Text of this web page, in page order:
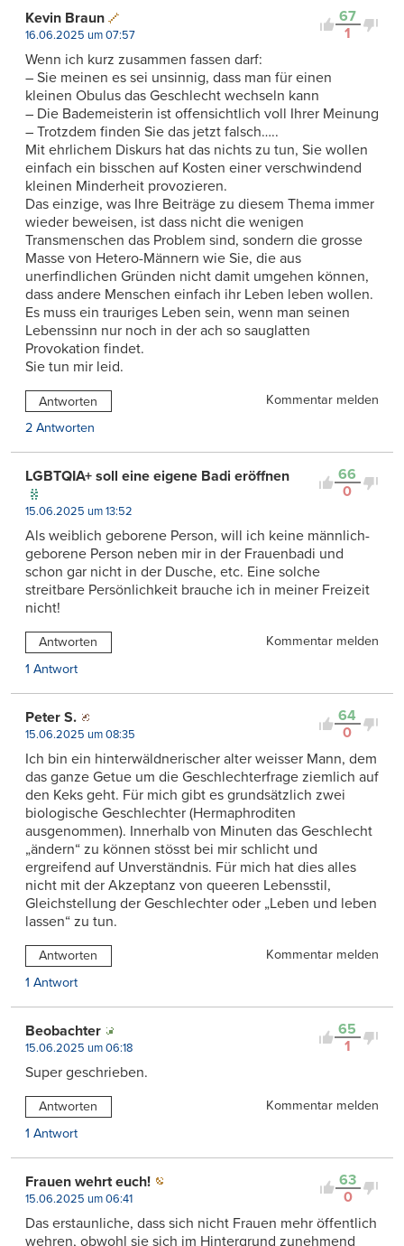
67
1
Kevin Braun
16.06.2025 um 07:57
Wenn ich kurz zusammen fassen darf:
– Sie meinen es sei unsinnig, dass man für einen
kleinen Obulus das Geschlecht wechseln kann
– Die Bademeisterin ist offensichtlich voll Ihrer Meinung
– Trotzdem finden Sie das jetzt falsch…..
Mit ehrlichem Diskurs hat das nichts zu tun, Sie wollen
einfach ein bisschen auf Kosten einer verschwindend
kleinen Minderheit provozieren.
Das einzige, was Ihre Beiträge zu diesem Thema immer
wieder beweisen, ist dass nicht die wenigen
Transmenschen das Problem sind, sondern die grosse
Masse von Hetero-Männern wie Sie, die aus
unerfindlichen Gründen nicht damit umgehen können,
dass andere Menschen einfach ihr Leben leben wollen.
Es muss ein trauriges Leben sein, wenn man seinen
Lebenssinn nur noch in der ach so sauglatten
Provokation findet.
Sie tun mir leid.
Antworten
Kommentar melden
2 Antworten
66
0
LGBTQIA+ soll eine eigene Badi eröffnen
15.06.2025 um 13:52
Als weiblich geborene Person, will ich keine männlich-
geborene Person neben mir in der Frauenbadi und
schon gar nicht in der Dusche, etc. Eine solche
streitbare Persönlichkeit brauche ich in meiner Freizeit
nicht!
Antworten
Kommentar melden
1 Antwort
64
0
Peter S.
15.06.2025 um 08:35
Ich bin ein hinterwäldnerischer alter weisser Mann, dem
das ganze Getue um die Geschlechterfrage ziemlich auf
den Keks geht. Für mich gibt es grundsätzlich zwei
biologische Geschlechter (Hermaphroditen
ausgenommen). Innerhalb von Minuten das Geschlecht
„ändern“ zu können stösst bei mir schlicht und
ergreifend auf Unverständnis. Für mich hat dies alles
nicht mit der Akzeptanz von queeren Lebensstil,
Gleichstellung der Geschlechter oder „Leben und leben
lassen“ zu tun.
Antworten
Kommentar melden
1 Antwort
65
1
Beobachter
15.06.2025 um 06:18
Super geschrieben.
Antworten
Kommentar melden
1 Antwort
63
0
Frauen wehrt euch!
15.06.2025 um 06:41
Das erstaunliche, dass sich nicht Frauen mehr öffentlich
wehren, obwohl sie sich im Hintergrund zunehmend